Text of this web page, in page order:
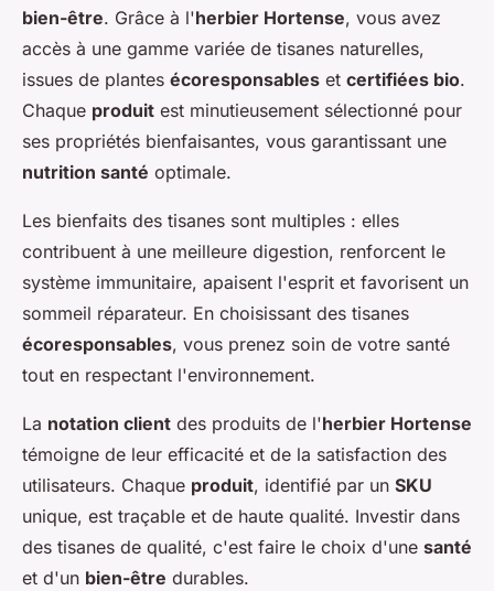
bien-être. Grâce à l'herbier Hortense, vous avez
accès à une gamme variée de tisanes naturelles,
issues de plantes écoresponsables et certifiées bio.
Chaque produit est minutieusement sélectionné pour
ses propriétés bienfaisantes, vous garantissant une
nutrition santé optimale.
Les bienfaits des tisanes sont multiples : elles
contribuent à une meilleure digestion, renforcent le
système immunitaire, apaisent l'esprit et favorisent un
sommeil réparateur. En choisissant des tisanes
écoresponsables, vous prenez soin de votre santé
tout en respectant l'environnement.
La notation client des produits de l'herbier Hortense
témoigne de leur efficacité et de la satisfaction des
utilisateurs. Chaque produit, identifié par un SKU
unique, est traçable et de haute qualité. Investir dans
des tisanes de qualité, c'est faire le choix d'une santé
et d'un bien-être durables.